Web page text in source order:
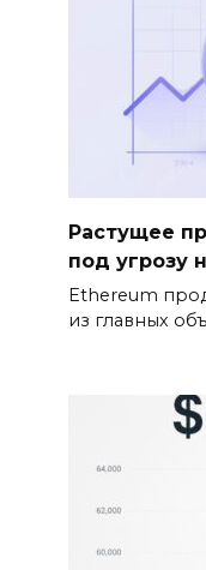
Растущее
под угрозу
Ethereum
из главных